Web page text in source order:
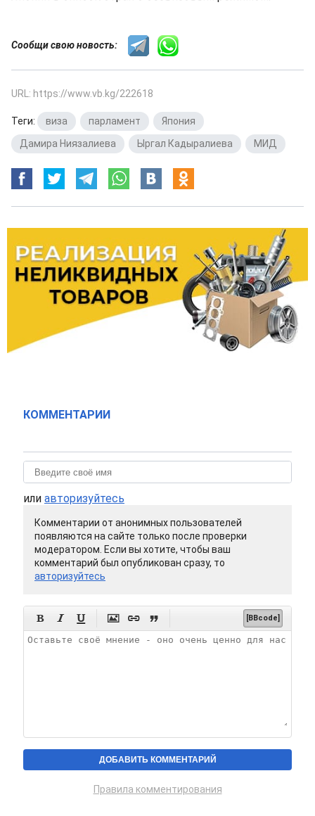
Сообщи свою новость:
URL: https://www.vb.kg/222618
Теги: виза парламент Япония
Дамира Ниязалиева
Ыргал Кадыралиева МИД
КОММЕНТАРИИ
или авторизуйтесь
Комментарии от анонимных пользователей
появляются на сайте только после проверки
модератором. Если вы хотите, чтобы ваш
комментарий был опубликован сразу, то
авторизуйтесь
      [BBcode]
Правила комментирования